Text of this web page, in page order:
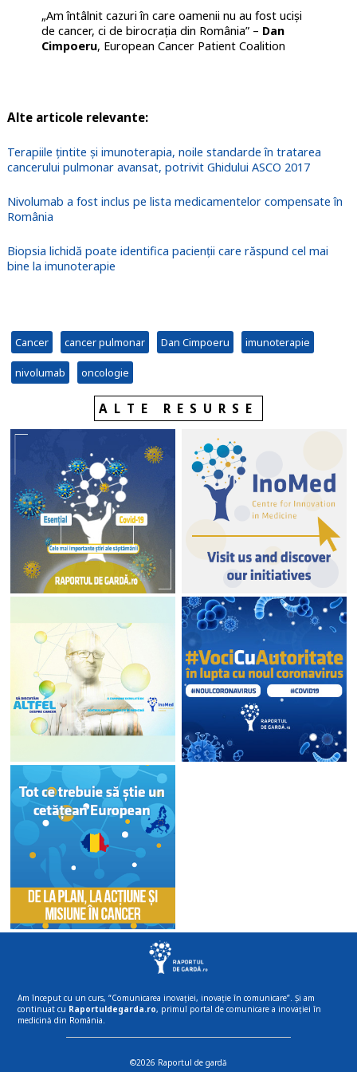
„Am întâlnit cazuri în care oamenii nu au fost uciși
de cancer, ci de birocrația din România” – Dan
Cimpoeru, European Cancer Patient Coalition
Alte articole relevante:
Terapiile țintite și imunoterapia, noile standarde în tratarea
cancerului pulmonar avansat, potrivit Ghidului ASCO 2017
Nivolumab a fost inclus pe lista medicamentelor compensate în
România
Biopsia lichidă poate identifica pacienții care răspund cel mai
bine la imunoterapie
Cancer cancer pulmonar Dan Cimpoeru imunoterapie
nivolumab oncologie
ALTE RESURSE
Am început cu un curs, “Comunicarea inovației, inovație în comunicare”. Și am
continuat cu Raportuldegarda.ro, primul portal de comunicare a inovației în
medicină din România.
©2026 Raportul de gardă